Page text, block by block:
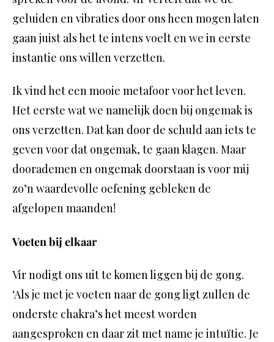
geluiden en vibraties door ons heen mogen laten
gaan juist als het te intens voelt en we in eerste
instantie ons willen verzetten.
Ik vind het een mooie metafoor voor het leven.
Het eerste wat we namelijk doen bij ongemak is
ons verzetten. Dat kan door de schuld aan iets te
geven voor dat ongemak, te gaan klagen. Maar
doorademen en ongemak doorstaan is voor mij
zo’n waardevolle oefening gebleken de
afgelopen maanden!
Voeten bij elkaar
Vir nodigt ons uit te komen liggen bij de gong.
‘Als je met je voeten naar de gong ligt zullen de
onderste chakra’s het meest worden
aangesproken en daar zit met name je intuïtie. Je